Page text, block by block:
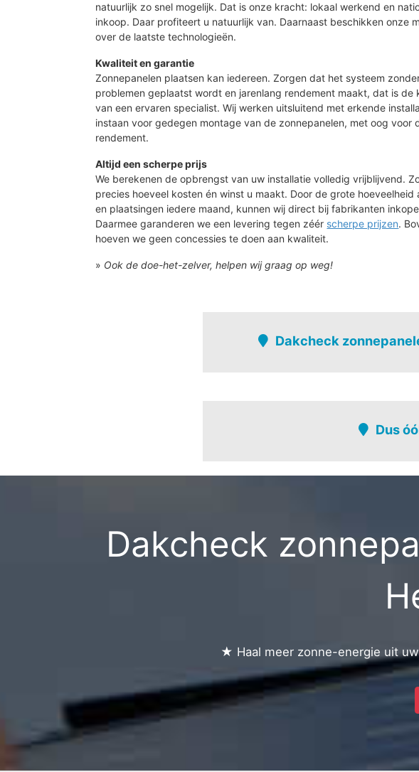
natuurlijk zo snel mogelijk. Dat is onze kracht: lokaal werkend en
inkoop. Daar profiteert u natuurlijk van. Daarnaast beschikken onze
over de laatste technologieën.
Kwaliteit en garantie
Zonnepanelen plaatsen kan iedereen. Zorgen dat het systeem
problemen geplaatst wordt en jarenlang rendement maakt, dat is de
van een ervaren specialist. Wij werken uitsluitend met erkende
instaan voor gedegen montage van de zonnepanelen, met oog voor
rendement.
Altijd een scherpe prijs
We berekenen de opbrengst van uw installatie volledig vrijblijvend.
precies hoeveel kosten én winst u maakt. Door de grote hoeveelheid
en plaatsingen iedere maand, kunnen wij direct bij fabrikanten
Daarmee garanderen we een levering tegen zéér scherpe prijzen.
hoeven we geen concessies te doen aan kwaliteit.
» Ook de doe-het-zelver, helpen wij graag op weg!
Dakcheck
Dus
Dakcheck
★ Haal meer zonne-energie uit